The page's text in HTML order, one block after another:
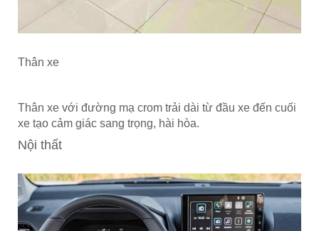
Thân xe
Thân xe với đường mạ crom trải dài từ đầu xe đến cuối
xe tạo cảm giác sang trọng, hài hòa.
Nội thất